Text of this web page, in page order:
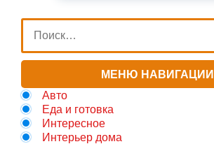
МЕНЮ НАВИГАЦИИ
Авто
Еда и готовка
Интересное
Интерьер дома